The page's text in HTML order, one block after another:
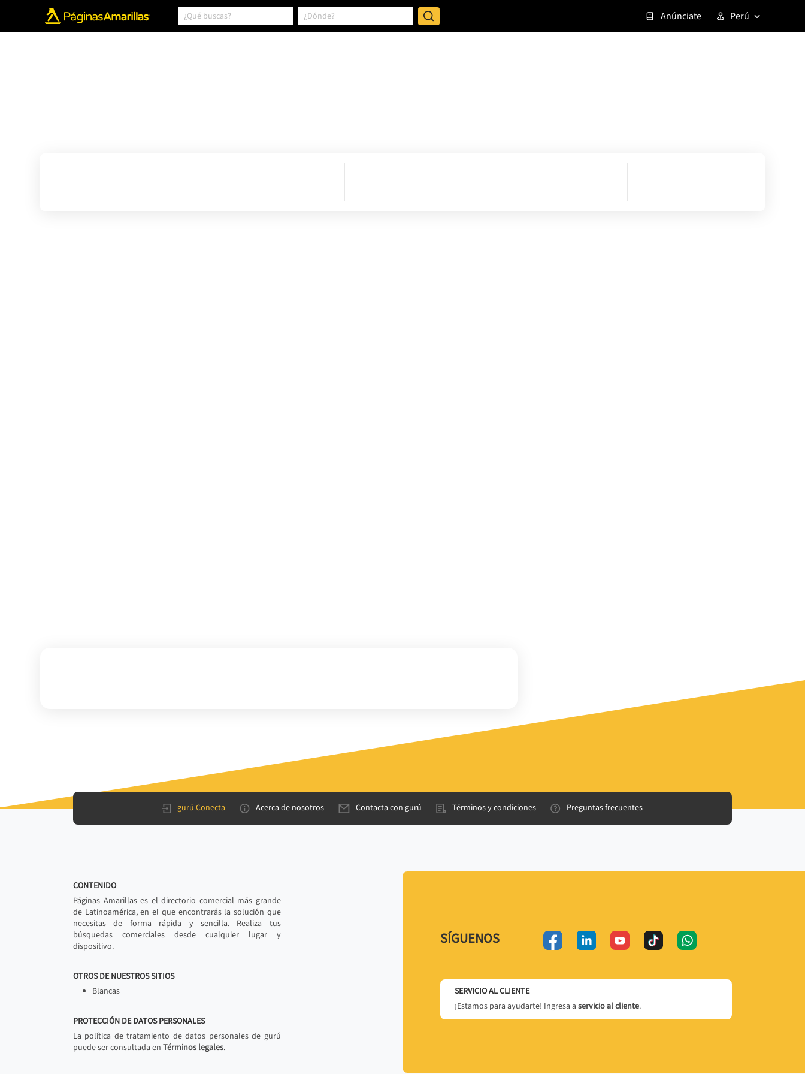
Anúnciate Perú
gurú Conecta Acerca de nosotros Contacta con gurú Términos y condiciones Preguntas frecuentes
CONTENIDO
Páginas Amarillas es el directorio comercial más grande
de Latinoamérica, en el que encontrarás la solución que
necesitas de forma rápida y sencilla. Realiza tus
búsquedas comerciales desde cualquier lugar y
dispositivo.
OTROS DE NUESTROS SITIOS
Blancas
PROTECCIÓN DE DATOS PERSONALES
La política de tratamiento de datos personales de gurú
puede ser consultada en Términos legales.
SÍGUENOS
SERVICIO AL CLIENTE
¡Estamos para ayudarte! Ingresa a servicio al cliente.